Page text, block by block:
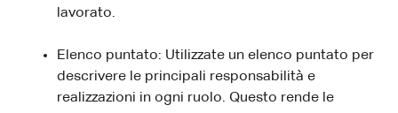
lavorato.
Elenco puntato: Utilizzate un elenco puntato per
descrivere le principali responsabilità e
realizzazioni in ogni ruolo. Questo rende le